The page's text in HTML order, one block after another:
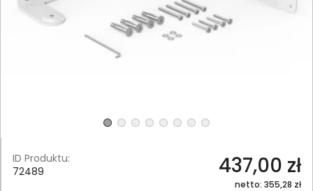
ID Produktu:
72489
437,00 zł
netto: 355,28 zł